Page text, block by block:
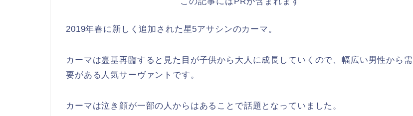
2019年春に新しく追加された星5アサシンのカーマ。
カーマは霊基再臨すると見た目が子供から大人に成長していくので、幅広い男性から需
要がある人気サーヴァントです。
カーマは泣き顔が一部の人からはあることで話題となっていました。